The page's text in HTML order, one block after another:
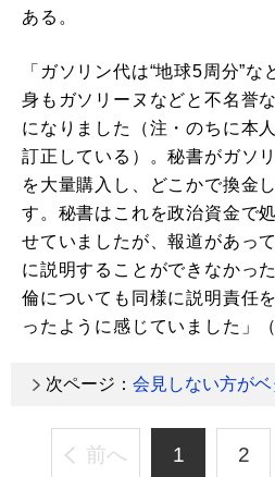
ある。
「ガソリン代は“地球5周分”
身もガソリーヌなどと不名誉
になりました（注・のちに本
訂正している）。秘書がガソ
を大量購入し、どこかで換金
す。秘書はこれを政治資金で
せていましたが、報道があっ
に説明することができなかっ
倫についても同様に説明責任
ったように感じていました」（
次ページ： 会見しない方が
前へ 1 2